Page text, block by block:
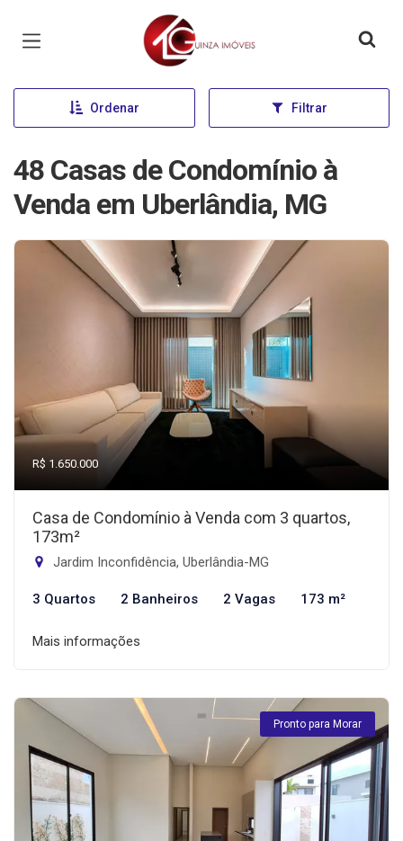
Página inicial
Ordenar Filtrar
48 Casas de Condomínio à
Venda em Uberlândia, MG
R$ 1.650.000
Casa de Condomínio à Venda com 3 quartos,
173m²
Jardim Inconfidência, Uberlândia-MG
3 Quartos 2 Banheiros 2 Vagas 173 m²
Mais informações
Pronto para Morar